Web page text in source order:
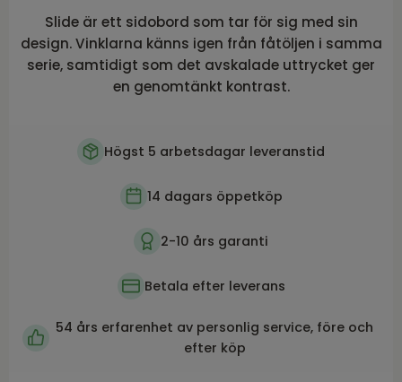
Slide är ett sidobord som tar för sig med sin
design. Vinklarna känns igen från fåtöljen i samma
serie, samtidigt som det avskalade uttrycket ger
en genomtänkt kontrast.
Högst 5 arbetsdagar leveranstid
14 dagars öppetköp
2-10 års garanti
Betala efter leverans
54 års erfarenhet av personlig service, före och
efter köp